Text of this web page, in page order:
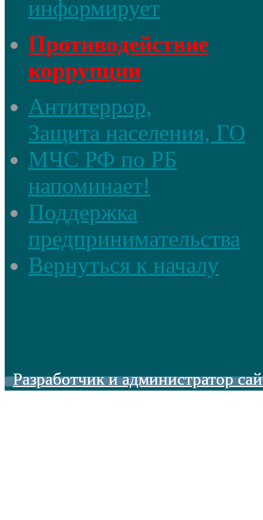
информирует
Противодействие
коррупции
Антитеррор,
Защита населения, ГО
МЧС РФ по РБ
напоминает!
Поддержка
предпринимательства
Вернуться к началу
Разработчик и администратор